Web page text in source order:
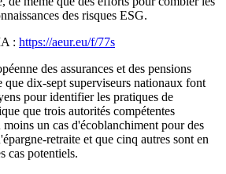
des risques ESG.
: https://aeur.eu/f/77s
des assurances et des pensions
que dix-sept superviseurs nationaux font
pour identifier les pratiques de
que trois autorités compétentes
moins un cas d'écoblanchiment pour des
retraite et que cinq autres sont en
cas potentiels.